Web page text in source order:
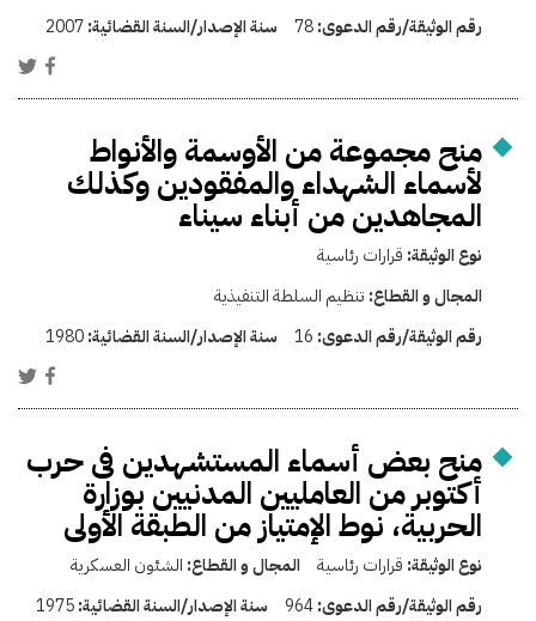
رقم الوثيقة/رقم الدعوى:78 سنة الإصدار/السنة القضائية:2007
منح مجموعة من الأوسمة والأنواط
لأسماء الشهداء والمفقودين وكذلك
المجاهدين من أبناء سيناء
نوع الوثيقة: قرارات رئاسية
المجال و القطاع: تنظيم السلطة التنفيذية
رقم الوثيقة/رقم الدعوى: 16 سنة الإصدار/السنة القضائية:1980
منح بعض أسماء المستشهدين فى حرب
أكتوبر من العامليين المدنيين بوزارة
الحربية، نوط الإمتياز من الطبقة الأولى
نوع الوثيقة: قرارات رئاسية المجال و القطاع: الشئون العسكرية
رقم الوثيقة/رقم الدعوى:964 سنة الإصدار/السنة القضائية:1975